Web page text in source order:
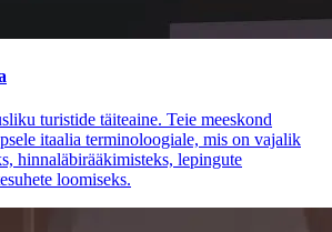
turistide täiteaine. Teie meeskond
itaalia terminoloogiale, mis on vajalik
hinnaläbirääkimisteks, lepingute
loomiseks.